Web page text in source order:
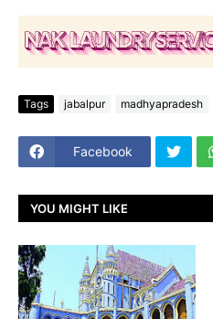
Tags jabalpur madhyapradesh
Facebook
YOU MIGHT LIKE